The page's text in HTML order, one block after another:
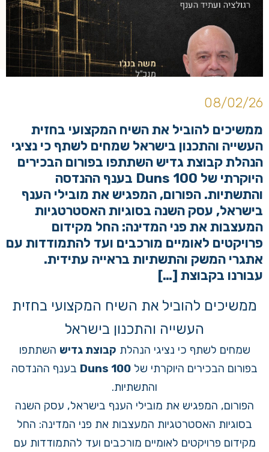
08/02/26
ממשיכים להוביל את השיח המקצועי בחזית
העשייה והתכנון בישראל שמחים לשתף כי נציגי
הנהלת קבוצת גדיש השתתפו בפורום הבכירים
היוקרתי של Duns 100 בענף ההנדסה
והתשתיות. הפורום, המפגיש את מובילי הענף
בישראל, עסק השנה בסוגיות האסטרטגיות
המעצבות את פני המדינה: החל מקידום
פרויקטים לאומיים מורכבים ועד להתמודדות עם
אתגרי המשק והתשתיות בראייה עתידית.
עבורנו בקבוצת […]
ממשיכים להוביל את השיח המקצועי בחזית
העשייה והתכנון בישראל
שמחים לשתף כי נציגי הנהלת קבוצת גדיש השתתפו
בפורום הבכירים היוקרתי של Duns 100 בענף ההנדסה
והתשתיות.
הפורום, המפגיש את מובילי הענף בישראל, עסק השנה
בסוגיות האסטרטגיות המעצבות את פני המדינה: החל
מקידום פרויקטים לאומיים מורכבים ועד להתמודדות עם